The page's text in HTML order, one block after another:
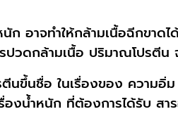
อาจทำให้กล้ามเนื้อฉีกขาด
ปวดกล้ามเนื้อ ปริมาณโปรตี
นขึ้นชื่อ ในเรื่องของ ความ
งน้ำหนัก ที่ต้องการได้รับ สา